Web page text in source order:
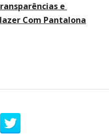
e
Com Pantalona